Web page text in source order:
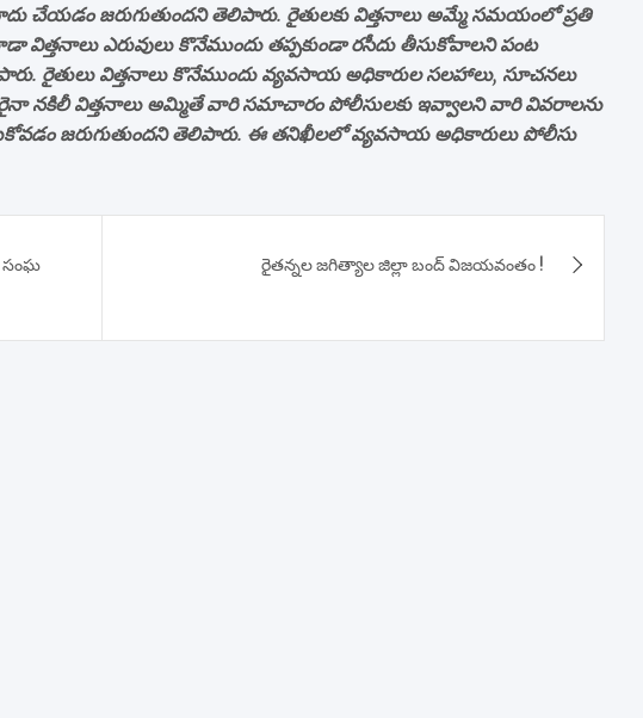
చేయడం జరుగుతుందని తెలిపారు. రైతులకు విత్తనాలు అమ్మే సమయంలో ప్రతి
విత్తనాలు ఎరువులు కొనేముందు తప్పకుండా రసీదు తీసుకోవాలని పంట
రైతులు విత్తనాలు కొనేముందు వ్యవసాయ అధికారుల సలహాలు, సూచనలు
నకిలీ విత్తనాలు అమ్మితే వారి సమాచారం పోలీసులకు ఇవ్వాలని వారి వివరాలను
జరుగుతుందని తెలిపారు. ఈ తనిఖీలలో వ్యవసాయ అధికారులు పోలీసు
సంఘ
రైతన్నల జగిత్యాల జిల్లా బంద్ విజయవంతం !